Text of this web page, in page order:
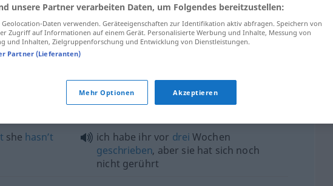
wie vomDonnergerührt
she hasn’t
ich habe ihr vor drei Wochen
geschrieben, aber sie hat sich noch
nicht gerührt
unsere Partner verarbeiten Daten, um Folgendes bereitzustellen:
Geolocation-Daten verwenden. Geräteeigenschaften zur Identifikation aktiv abfragen. Speichern von
Zugriff auf Informationen auf einem Gerät. Personalisierte Werbung und Inhalte, Messung von
und Inhalten, Zielgruppenforschung und Entwicklung von Dienstleistungen.
Partner (Lieferanten)
Mehr Optionen Akzeptieren